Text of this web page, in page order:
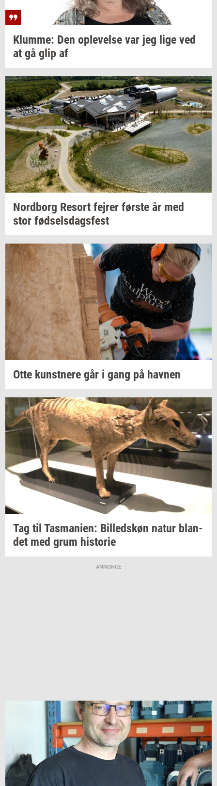
Klum­me: Den op­le­vel­se var jeg lige ved
at gå glip af
Nord­borg Resort fejrer før­ste år med
stor fød­sels­dags­fest
Otte kunst­ne­re går i gang på hav­nen
Tag til Tas­ma­ni­en: Bil­leds­køn natur blan­
det med grum hi­sto­rie
ANNONCE